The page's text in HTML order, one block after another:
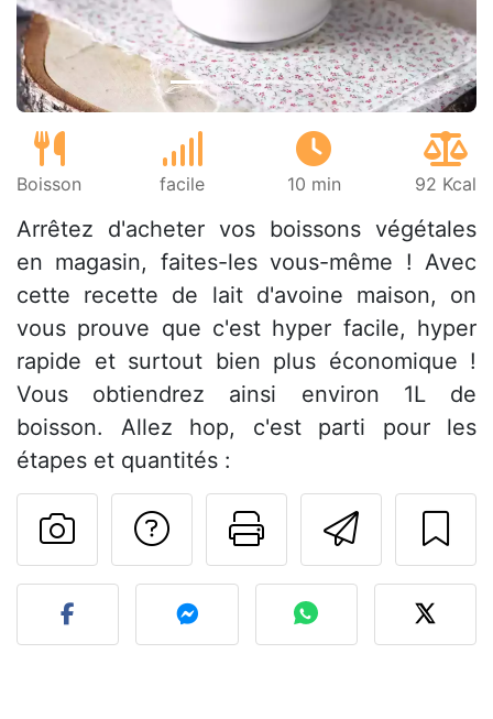
Boisson facile 10 min 92 Kcal
Arrêtez d'acheter vos boissons végétales
en magasin, faites-les vous-même ! Avec
cette recette de lait d'avoine maison, on
vous prouve que c'est hyper facile, hyper
rapide et surtout bien plus économique !
Vous obtiendrez ainsi environ 1L de
boisson. Allez hop, c'est parti pour les
étapes et quantités :
Imprimer
Poser une
Publier votre photo de